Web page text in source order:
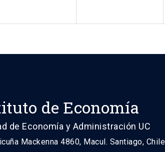
de Economía
de Economía y Administración UC
Mackenna 4860, Macul. Santiago, Chile